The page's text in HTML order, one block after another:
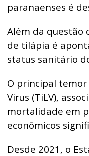
paranaenses é
Além da questão
de tilápia é
status sanitário
O principal temor
Virus (TiLV),
mortalidade em
econômicos
Desde 2021, o